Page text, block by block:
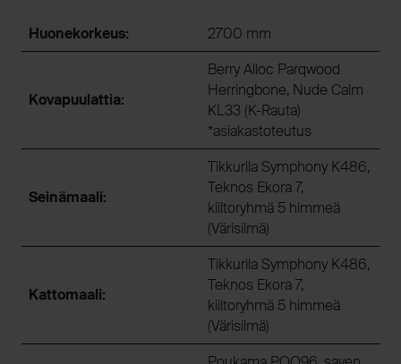
Huonekorkeus: 2700 mm
Kovapuulattia:
Berry Alloc Parqwood
Herringbone, Nude Calm
KL33 (K-Rauta)
*asiakastoteutus
Seinämaali:
Tikkurila Symphony K486,
Teknos Ekora 7,
kiiltoryhmä 5 himmeä
(Värisilmä)
Kattomaali:
Tikkurila Symphony K486,
Teknos Ekora 7,
kiiltoryhmä 5 himmeä
(Värisilmä)